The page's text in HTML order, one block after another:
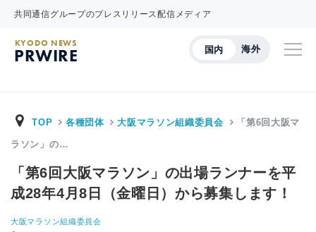
共同通信グループのプレスリリース配信メディア
国内 海外
KYODO NEWS
PRWIRE
TOP 各種団体 大阪マラソン組織委員会 「第6回大阪マ
ラソン」の…
「第6回大阪マラソン」の出場ランナーを平
成28年4月8日（金曜日）から募集します！
大阪マラソン組織委員会